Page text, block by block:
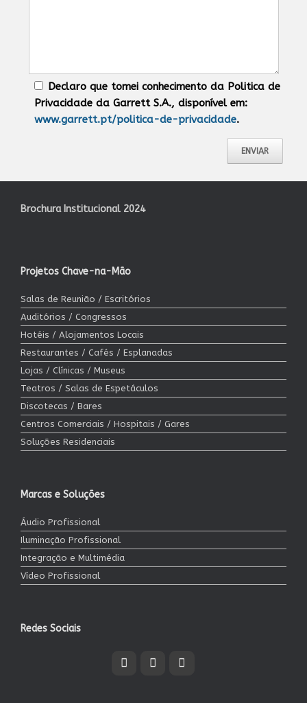
Declaro que tomei conhecimento da Politica de
Privacidade da Garrett S.A., disponível em:
www.garrett.pt/politica-de-privacidade.
Brochura Institucional 2024
Projetos Chave-na-Mão
Salas de Reunião / Escritórios
Auditórios / Congressos
Hotéis / Alojamentos Locais
Restaurantes / Cafés / Esplanadas
Lojas / Clínicas / Museus
Teatros / Salas de Espetáculos
Discotecas / Bares
Centros Comerciais / Hospitais / Gares
Soluções Residenciais
Marcas e Soluções
Áudio Profissional
Iluminação Profissional
Integração e Multimédia
Vídeo Profissional
Redes Sociais